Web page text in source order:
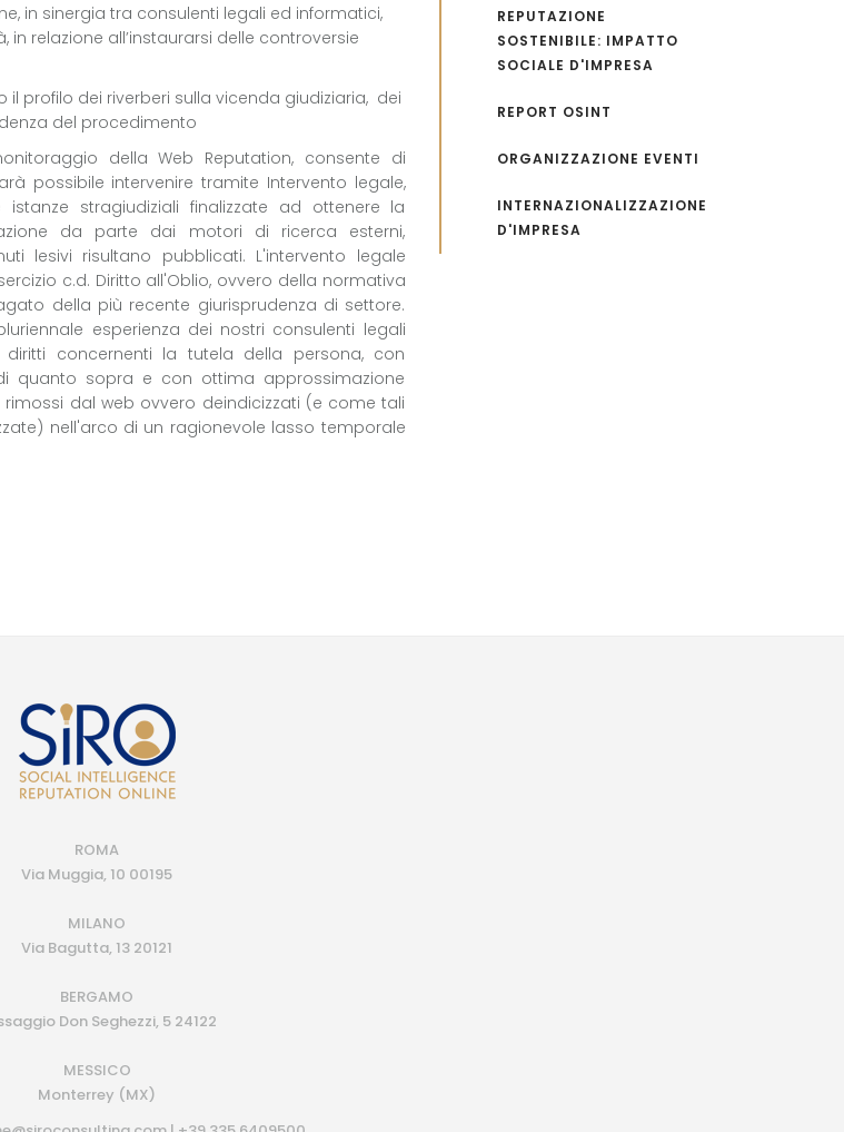
in sinergia tra consulenti legali ed informatici,
relazione all’instaurarsi delle controversie
profilo dei riverberi sulla vicenda giudiziaria, dei
del procedimento
della Web Reputation, consente di
possibile intervenire tramite Intervento legale,
stragiudiziali finalizzate ad ottenere la
da parte dai motori di ricerca esterni,
lesivi risultano pubblicati. L'intervento legale
c.d. Diritto all'Oblio, ovvero della normativa
della più recente giurisprudenza di settore.
esperienza dei nostri consulenti legali
concernenti la tutela della persona, con
quanto sopra e con ottima approssimazione
dal web ovvero deindicizzati (e come tali
nell'arco di un ragionevole lasso temporale
REPUTAZIONE
SOSTENIBILE: IMPATTO
SOCIALE D'IMPRESA
REPORT OSINT
ORGANIZZAZIONE EVENTI
INTERNAZIONALIZZAZIONE
D'IMPRESA
ROMA
Via Muggia, 10 00195
MILANO
Via Bagutta, 13 20121
BERGAMO
Don Seghezzi, 5 24122
MESSICO
Monterrey (MX)